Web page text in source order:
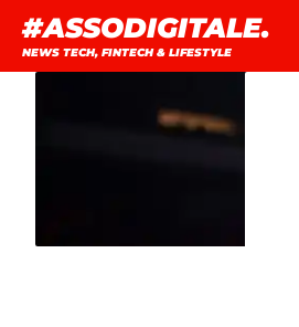
contenuto
#ASSODIGITALE.
NEWS TECH, FINTECH & LIFESTYLE